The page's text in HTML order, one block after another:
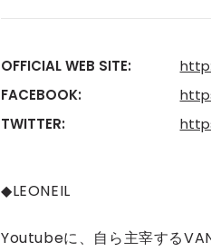
OFFICIAL WEB SITE:
FACEBOOK:
TWITTER:
◆LEONEIL
Youtubeに、自ら主宰する